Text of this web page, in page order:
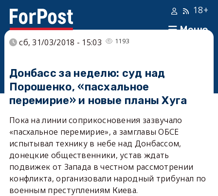
Меню
18+
сб, 31/03/2018 - 15:03 1193
Донбасс за неделю: суд над
Порошенко, «пасхальное
перемирие» и новые планы Хуга
Пока на линии соприкосновения зазвучало
«пасхальное перемирие», а замглавы ОБСЕ
испытывал технику в небе над Донбассом,
донецкие общественники, устав ждать
подвижек от Запада в честном рассмотрении
конфликта, организовали народный трибунал по
военным преступлениям Киева.